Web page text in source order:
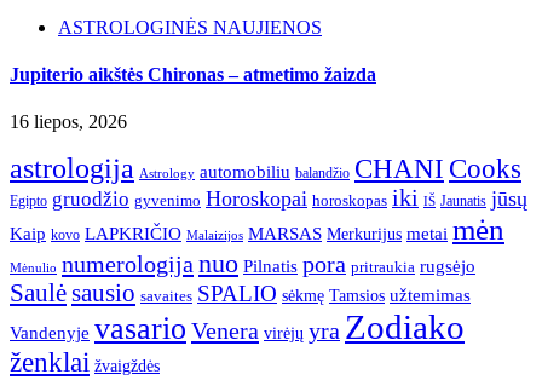
ASTROLOGINĖS NAUJIENOS
Jupiterio aikštės Chironas – atmetimo žaizda
16 liepos, 2026
astrologija Astrology automobiliu balandžio CHANI Cooks
Egipto gruodžio gyvenimo Horoskopai horoskopas iki IŠ Jaunatis jūsų
Kaip kovo LAPKRIČIO Malaizijos MARSAS Merkurijus metai mėn
Mėnulio numerologija nuo Pilnatis pora pritraukia rugsėjo
Saulėsausio savaites SPALIO sėkmę Tamsios užtemimas
Vandenyje vasario Venera virėjų yra Zodiako
ženklai žvaigždės